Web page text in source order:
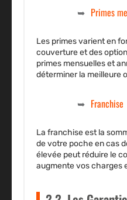
Primes
Les primes varient en
couverture et des
primes mensuelles et
déterminer la meilleure
Franchise
La franchise est la
de votre poche en cas
élevée peut réduire le
augmente vos charges